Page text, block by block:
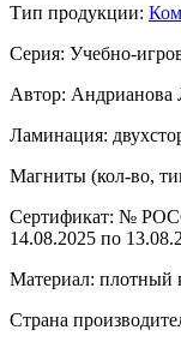
Тип продукции:
Серия: Учебно-
Автор: Андрианова
Ламинация:
Магниты (кол-во,
Сертификат: №
14.08.2025 по
Материал: плотный
Страна